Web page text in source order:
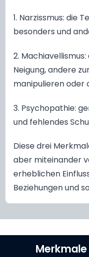
1. Narzissmus: die
besonders und
2.
Neigung, andere
manipulieren oder
3. Psychopathie:
und fehlendes
Diese drei
aber miteinander
erheblichen
Beziehungen und